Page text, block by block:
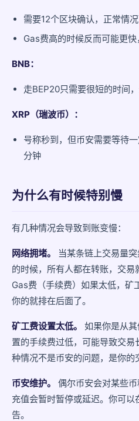
需要12个区块确认，正常情
Gas费高的时候反而可能更
BNB：
走BEP20只需要很短的时间
XRP（瑞波币）：
号称秒到，但币安需要等待
分钟
为什么有时候特别慢
有几种情况会导致到账变慢：
网络拥堵。
当某条链上交易量
的时候，所有人都在转账，交
Gas费（手续费）如果太低，矿
你的就排在后面了。
矿工费设置太低。
如果你是从
置的手续费过低，可能导致交
种情况不是币安的问题，是你的
币安维护。
偶尔币安会对某些
充值会暂时暂停或延迟。你可
告。